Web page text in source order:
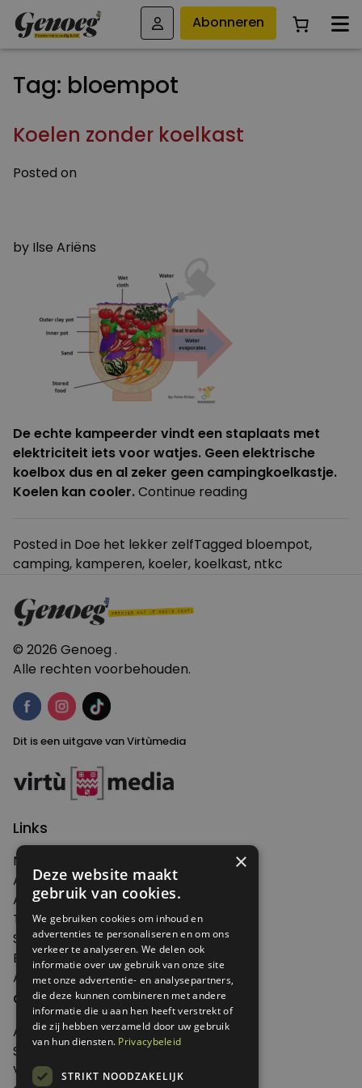
Abonneren
Tag: bloempot
Koelen zonder koelkast
Posted on
by Ilse Ariëns
De echte kampeerder vindt een staplaats met
elektriciteit iets voor watjes. Geen elektrische
koelbox dus en al zeker geen campingkoelkastje.
Koelen kan cooler.Continue reading
Posted in Doe het lekker zelfTagged bloempot,
camping, kamperen, koeler, koelkast, ntkc
© 2026 Genoeg .
Alle rechten voorbehouden.
Dit is een uitgave van Virtùmedia
Links
Nieuws
Artikelen
Agenda
Thema's
Shop
Edities
Abonneren
Over Genoeg
Adverteren
Samenwerken
Verkooppunten
×
Deze website maakt
gebruik van cookies.
We gebruiken cookies om inhoud en
advertenties te personaliseren en om ons
verkeer te analyseren. We delen ook
informatie over uw gebruik van onze site
met onze advertentie- en analysepartners,
die deze kunnen combineren met andere
informatie die u aan hen heeft verstrekt of
die zij hebben verzameld door uw gebruik
van hun diensten. Privacybeleid
STRIKT NOODZAKELIJK